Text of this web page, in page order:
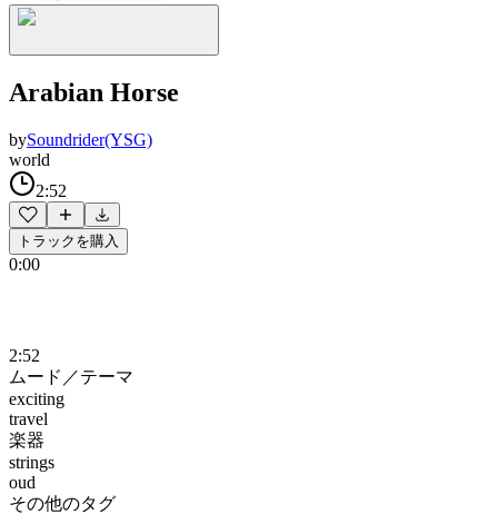
Arabian Horse
bySoundrider(YSG)
world
2:52
トラックを購入
0:00
2:52
ムード／テーマ
exciting
travel
楽器
strings
oud
その他のタグ